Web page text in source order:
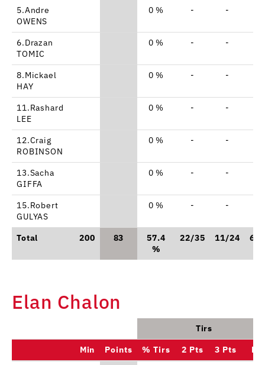
5.Andre
OWENS
0 % - -
6.Drazan
TOMIC
0 % - -
8.Mickael
HAY
0 % - -
11.Rashard
LEE
0 % - -
12.Craig
ROBINSON
0 % - -
13.Sacha
GIFFA
0 % - -
15.Robert
GULYAS
0 % - -
Total 200 83
57.4
%
22/35 11/24 6/9
Elan Chalon
Tirs
Min
Points % Tirs 2 Pts 3 Pts LF